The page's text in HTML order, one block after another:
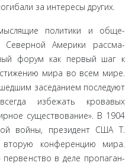
за интересы других.
политики и обще­
Северной Америки рассма­
форум как первый шаг к
мира во всем мире.
заседанием последуют
избежать крова­вых
существование». В 1904
войны, президент США Т.
вторую конференцию мира.
первенство в деле пропаган­